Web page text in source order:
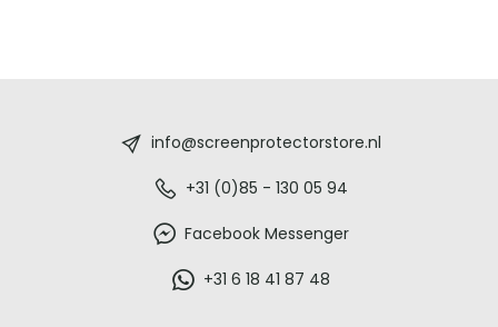
info@screenprotectorstore.nl
+31 (0)85 - 130 05 94
Facebook Messenger
+31 6 18 41 87 48